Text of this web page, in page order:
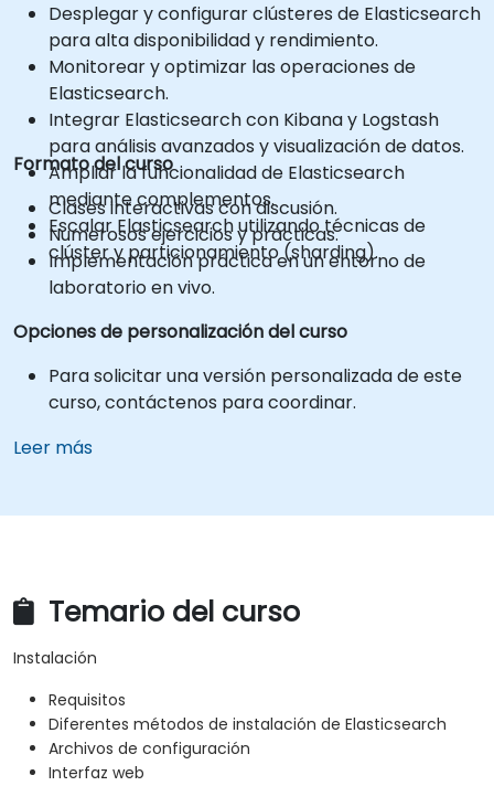
Desplegar y configurar clústeres de Elasticsearch
para alta disponibilidad y rendimiento.
Monitorear y optimizar las operaciones de
Elasticsearch.
Integrar Elasticsearch con Kibana y Logstash
para análisis avanzados y visualización de datos.
Ampliar la funcionalidad de Elasticsearch
mediante complementos.
Escalar Elasticsearch utilizando técnicas de
clúster y particionamiento (sharding).
Formato del curso
Clases interactivas con discusión.
Numerosos ejercicios y prácticas.
Implementación práctica en un entorno de
laboratorio en vivo.
Opciones de personalización del curso
Para solicitar una versión personalizada de este
curso, contáctenos para coordinar.
Leer más
Temario del curso
Instalación
Requisitos
Diferentes métodos de instalación de Elasticsearch
Archivos de configuración
Interfaz web